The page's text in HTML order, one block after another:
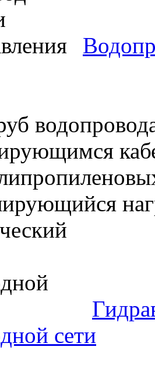
сети